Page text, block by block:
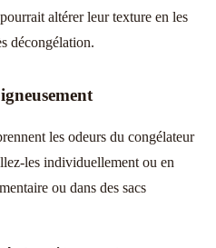
altérer leur texture en les
décongélation.
les odeurs du congélateur
les individuellement ou en
ou dans des sacs